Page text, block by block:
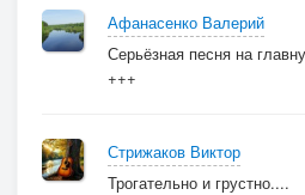
Афанасенко Валерий
Серьёзная песня на
+++
Стрижаков Виктор
Трогательно и грустно....